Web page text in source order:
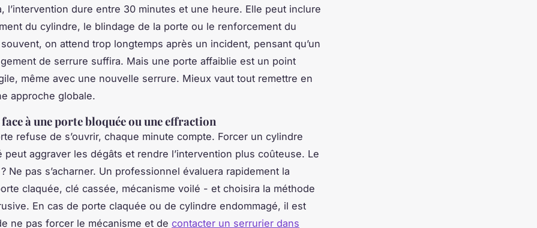
l’intervention dure entre 30 minutes et une heure. Elle peut inclure
du cylindre, le blindage de la porte ou le renforcement du
on attend trop longtemps après un incident, pensant qu’un
de serrure suffira. Mais une porte affaiblie est un point
même avec une nouvelle serrure. Mieux vaut tout remettre en
approche globale.
à une porte bloquée ou une effraction
refuse de s’ouvrir, chaque minute compte. Forcer un cylindre
peut aggraver les dégâts et rendre l’intervention plus coûteuse. Le
Ne pas s’acharner. Un professionnel évaluera rapidement la
claquée, clé cassée, mécanisme voilé - et choisira la méthode
En cas de porte claquée ou de cylindre endommagé, il est
ne pas forcer le mécanisme et de contacter un serrurier dans